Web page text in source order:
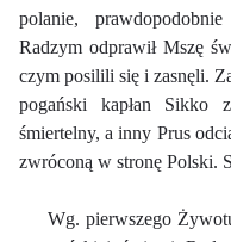
polanie,
Radzym odprawił Mszę
czym posilili się i zasnęli.
pogański kapłan Sikko
śmiertelny, a inny Prus
zwróconą w stronę Polski.
Wg. pierwszego